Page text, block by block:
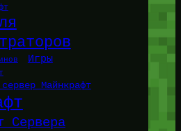
Игры
Майнкрафт
Сервера